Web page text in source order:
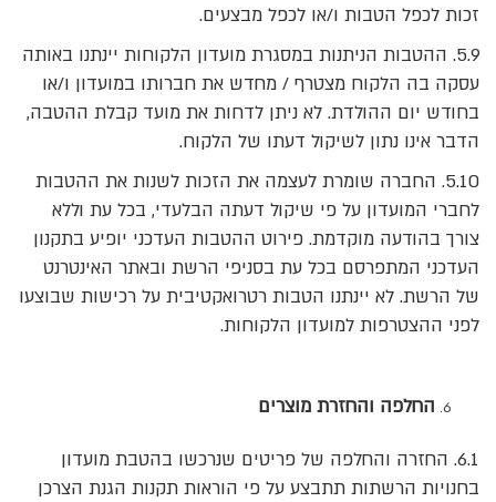
זכות לכפל הטבות ו/או לכפל מבצעים.
5.9. ההטבות הניתנות במסגרת מועדון הלקוחות יינתנו באותה
עסקה בה הלקוח מצטרף / מחדש את חברותו במועדון ו/או
בחודש יום ההולדת. לא ניתן לדחות את מועד קבלת ההטבה,
הדבר אינו נתון לשיקול דעתו של הלקוח.
5.10. החברה שומרת לעצמה את הזכות לשנות את ההטבות
לחברי המועדון על פי שיקול דעתה הבלעדי, בכל עת וללא
צורך בהודעה מוקדמת. פירוט ההטבות העדכני יופיע בתקנון
העדכני המתפרסם בכל עת בסניפי הרשת ובאתר האינטרנט
של הרשת. לא יינתנו הטבות רטרואקטיבית על רכישות שבוצעו
לפני ההצטרפות למועדון הלקוחות.
החלפה והחזרת מוצרים
6.1. החזרה והחלפה של פריטים שנרכשו בהטבת מועדון
בחנויות הרשתות תתבצע על פי הוראות תקנות הגנת הצרכן